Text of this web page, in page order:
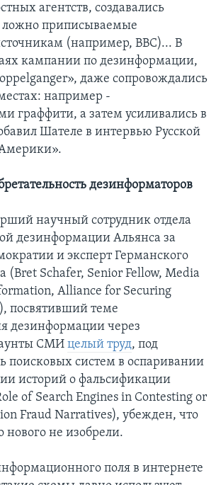
агентств, создавались
ложно приписываемые
(например, BBC)... В
кампании по дезинформации,
даже сопровождались
например -
граффити, а затем усиливались в
Шателе в интервью Русской
дезинформаторов
научный сотрудник отдела
дезинформации Альянса за
и эксперт Германского
Schafer, Senior Fellow, Media
Alliance for Securing
посвятивший теме
дезинформации через
СМИ целый труд, под
поисковых систем в оспаривании
историй о фальсификации
of Search Engines in Contesting or
Fraud Narratives), убежден, что
нового не изобрели.
поля в интернете